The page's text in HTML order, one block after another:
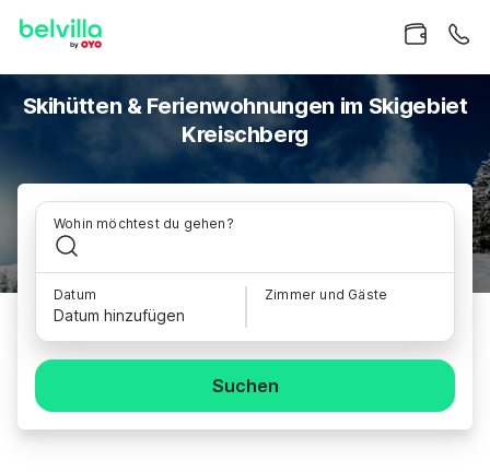
Skihütten & Ferienwohnungen im Skigebiet
Kreischberg
Wohin möchtest du gehen?
Datum
Datum hinzufügen
Zimmer und Gäste
Suchen